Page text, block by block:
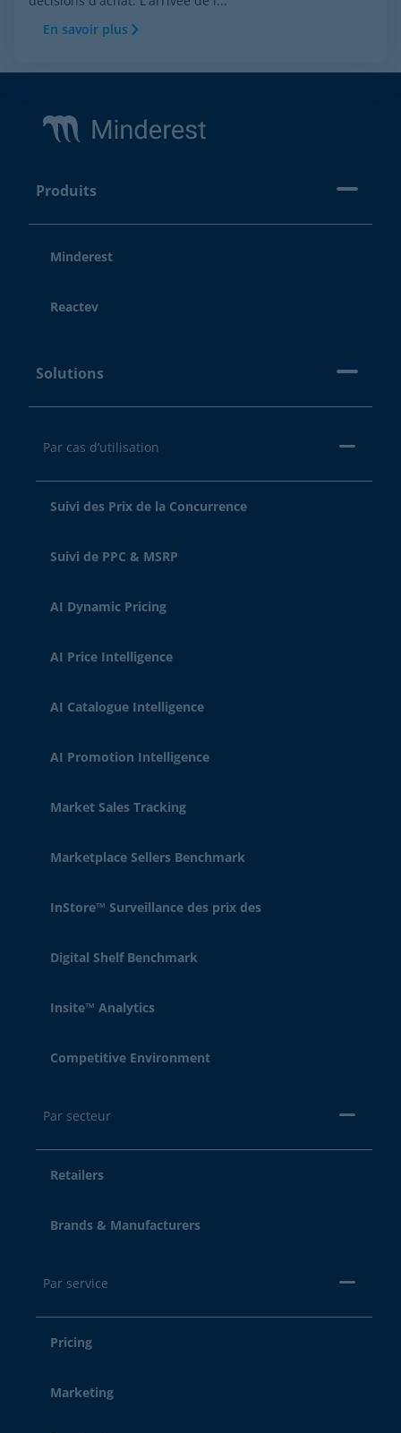
En savoir plus
Produits
Minderest
Reactev
Solutions
Par cas d’utilisation
Suivi des Prix de la Concurrence
Suivi de PPC & MSRP
AI Dynamic Pricing
AI Price Intelligence
AI Catalogue Intelligence
AI Promotion Intelligence
Market Sales Tracking
Marketplace Sellers Benchmark
InStore™ Surveillance des prix des
Digital Shelf Benchmark
Insite™ Analytics
Competitive Environment
Par secteur
Retailers
Brands & Manufacturers
Par service
Pricing
Marketing